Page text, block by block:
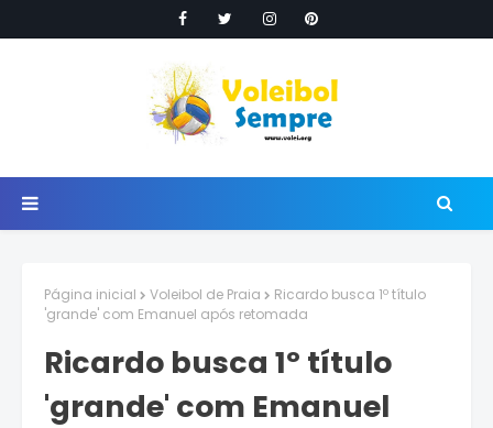
Página inicial Voleibol de Praia
Ricardo busca 1º título
'grande' com Emanuel após retomada
Ricardo busca 1º título
'grande' com Emanuel